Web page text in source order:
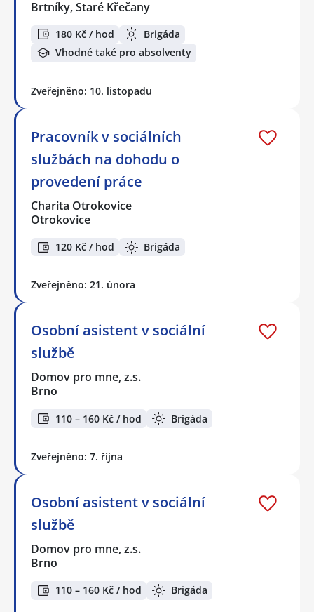
Brtníky, Staré Křečany
180 Kč / hod
Brigáda
Vhodné také pro absolventy
Zveřejněno: 10. listopadu
Pracovník v sociálních
službách na dohodu o
provedení práce
Charita Otrokovice
Otrokovice
120 Kč / hod Brigáda
Zveřejněno: 21. února
Osobní asistent v sociální
službě
Domov pro mne, z.s.
Brno
110 – 160 Kč / hod Brigáda
Zveřejněno: 7. října
Osobní asistent v sociální
službě
Domov pro mne, z.s.
Brno
110 – 160 Kč / hod Brigáda